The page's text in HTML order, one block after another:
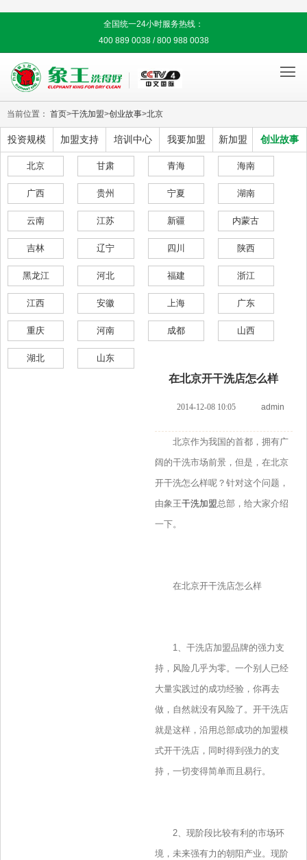
全国统一24小时服务热线：
400 889 0038 / 800 988 0038

当前位置： 首页>干洗加盟>创业故事>北京
投资规模 加盟支持 培训中心 我要加盟 新加盟 创业故事
北京 甘肃 青海 海南
广西 贵州 宁夏 湖南
云南 江苏 新疆 内蒙古
吉林 辽宁 四川 陕西
黑龙江 河北 福建 浙江
江西 安徽 上海 广东
重庆 河南 成都 山西
湖北 山东
在北京开干洗店怎么样
2014-12-08 10:05 admin
北京作为我国的首都，拥有广
阔的干洗市场前景，但是，在北京
开干洗怎么样呢？针对这个问题，
由象王干洗加盟总部，给大家介绍
一下。
在北京开干洗店怎么样
1、干洗店加盟品牌的强力支
持，风险几乎为零。一个别人已经
大量实践过的成功经验，你再去
做，自然就没有风险了。开干洗店
就是这样，沿用总部成功的加盟模
式开干洗店，同时得到强力的支
持，一切变得简单而且易行。
2、现阶段比较有利的市场环
境，未来强有力的朝阳产业。现阶